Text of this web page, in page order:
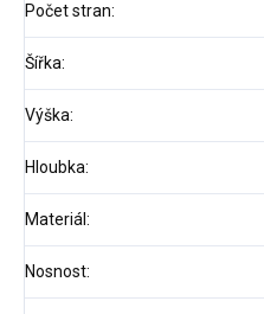
Počet stran:
Šířka:
Výška:
Hloubka:
Materiál:
Nosnost: